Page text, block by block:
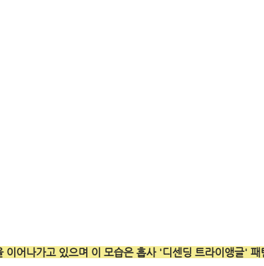
이어나가고 있으며 이 모습은 흡사 '디센딩 트라이앵글' 패